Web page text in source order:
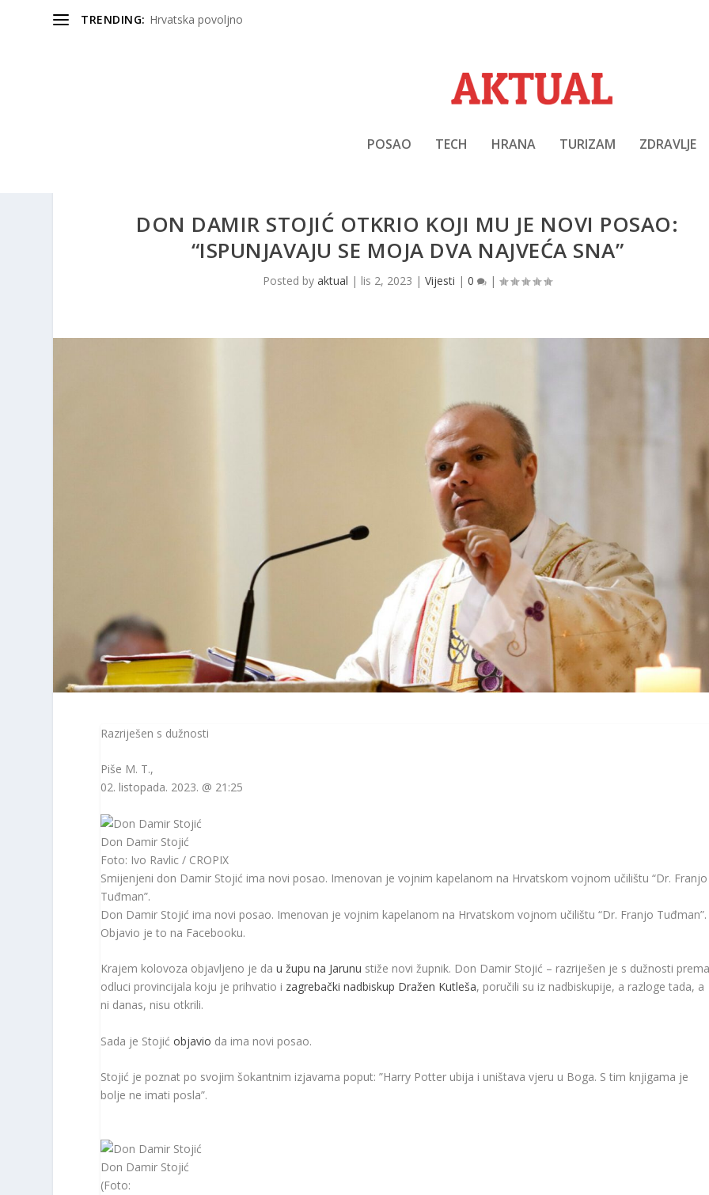
TRENDING: Hrvatska povoljno
POSAO TECH HRANA TURIZAM ZDRAVLJE
DON DAMIR STOJIĆ OTKRIO KOJI MU JE NOVI POSAO:
“ISPUNJAVAJU SE MOJA DVA NAJVEĆA SNA”
Posted byaktual | lis 2, 2023 |Vijesti |0 |
Razriješen s dužnosti
Piše M. T.,
02. listopada. 2023. @ 21:25
Don Damir Stojić
Foto: Ivo Ravlic / CROPIX
Smijenjeni don Damir Stojić ima novi posao. Imenovan je vojnim kapelanom na Hrvatskom vojnom učilištu “Dr. Franjo
Tuđman”.
Don Damir Stojić ima novi posao. Imenovan je vojnim kapelanom na Hrvatskom vojnom učilištu “Dr. Franjo Tuđman”.
Objavio je to na Facebooku.
Krajem kolovoza objavljeno je dau župu na Jarunu stiže novi župnik. Don Damir Stojić – razriješen je s dužnosti
odluci provincijala koju je prihvatio i zagrebački nadbiskup Dražen Kutleša, poručili su iz nadbiskupije, a razloge tada, a
ni danas, nisu otkrili.
Sada je Stojićobjavio da ima novi posao.
Stojić je poznat po svojim šokantnim izjavama poput: ”Harry Potter ubija i uništava vjeru u Boga. S tim knjigama je
bolje ne imati posla”.
Don Damir Stojić
(Foto: